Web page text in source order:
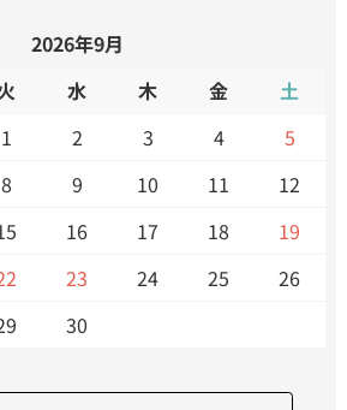
2026年9月
水 木 金
土
1
2 3 4
5
8 9 10 11
12
16 17 18
19
23 24 25
26
30